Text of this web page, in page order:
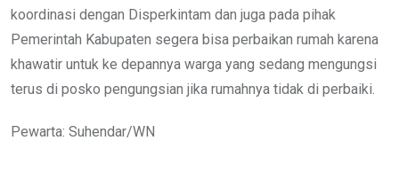
koordinasi dengan Disperkintam dan juga pada pihak
Pemerintah Kabupaten segera bisa perbaikan rumah karena
khawatir untuk ke depannya warga yang sedang mengungsi
terus di posko pengungsian jika rumahnya tidak di perbaiki.
Pewarta: Suhendar/WN